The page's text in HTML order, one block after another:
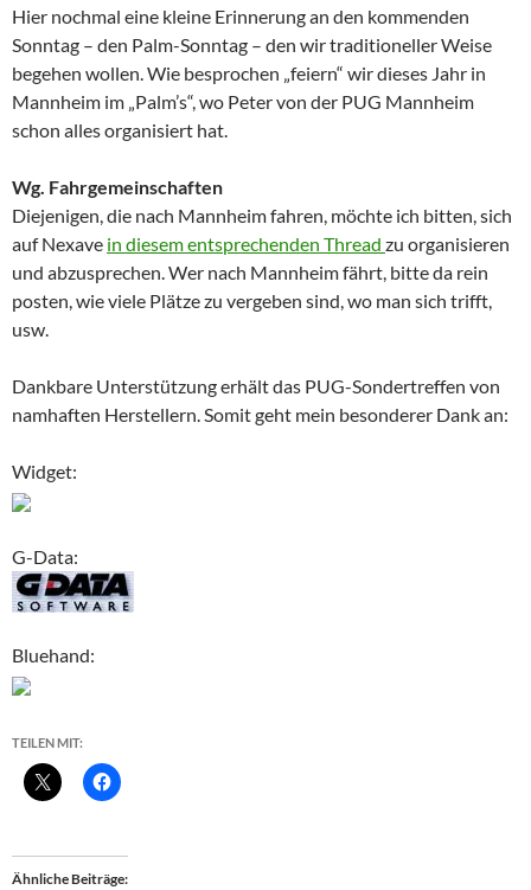
Hier nochmal eine kleine Erinnerung an den kommenden
Sonntag – den Palm-Sonntag – den wir traditioneller Weise
begehen wollen. Wie besprochen „feiern“ wir dieses Jahr in
Mannheim im „Palm’s“, wo Peter von der PUG Mannheim
schon alles organisiert hat.
Wg. Fahrgemeinschaften
Diejenigen, die nach Mannheim fahren, möchte ich bitten, sich
auf Nexave in diesem entsprechenden Thread zu organisieren
und abzusprechen. Wer nach Mannheim fährt, bitte da rein
posten, wie viele Plätze zu vergeben sind, wo man sich trifft,
usw.
Dankbare Unterstützung erhält das PUG-Sondertreffen von
namhaften Herstellern. Somit geht mein besonderer Dank an:
Widget:
G-Data:
Bluehand:
TEILEN MIT:
Ähnliche Beiträge